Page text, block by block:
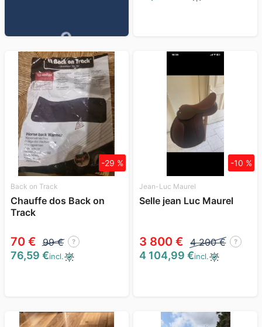
Back on Track
Chauffe dos Back on
Track
70 € 99 € ?
-29 %
76,59 €incl.
Jean-Luc Maurel
Selle jean Luc Maurel
3 800 € 4 200 € ?
-10 %
4 104,99 €incl.